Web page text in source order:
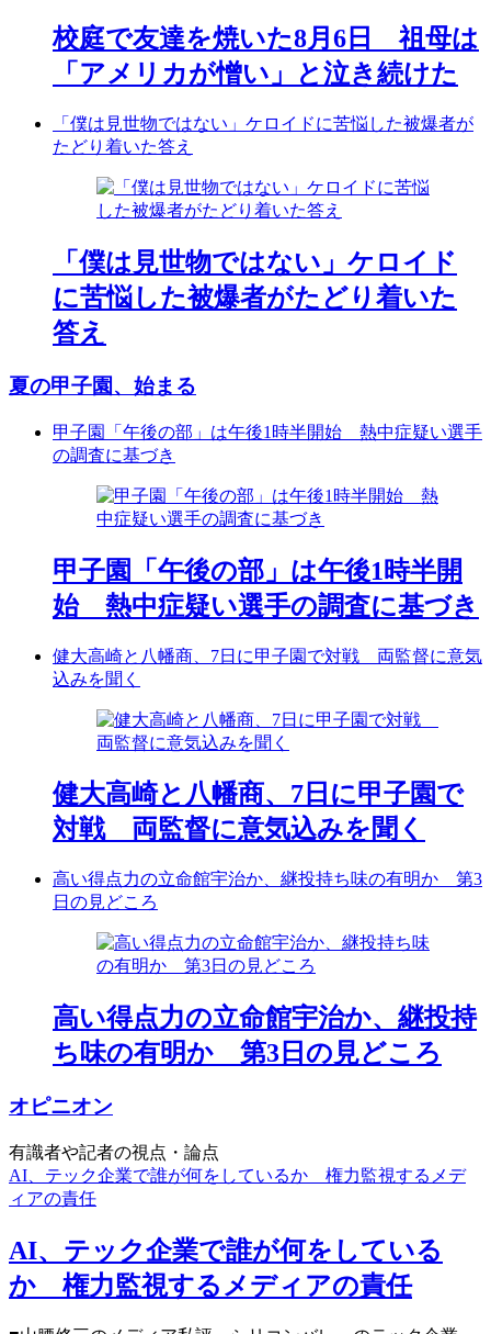
校庭で友達を焼いた8月6日 祖母は
「アメリカが憎い」と泣き続けた
「僕は見世物ではない」ケロイドに苦悩した被爆者が
たどり着いた答え
「僕は見世物ではない」ケロイド
に苦悩した被爆者がたどり着いた
答え
夏の甲子園、始まる
甲子園「午後の部」は午後1時半開始 熱中症疑い選手
の調査に基づき
甲子園「午後の部」は午後1時半開
始 熱中症疑い選手の調査に基づき
健大高崎と八幡商、7日に甲子園で対戦 両監督に意気
込みを聞く
健大高崎と八幡商、7日に甲子園で
対戦 両監督に意気込みを聞く
高い得点力の立命館宇治か、継投持ち味の有明か 第3
日の見どころ
高い得点力の立命館宇治か、継投持
ち味の有明か 第3日の見どころ
オピニオン
有識者や記者の視点・論点
AI、テック企業で誰が何をしているか 権力監視するメデ
ィアの責任
AI、テック企業で誰が何をしている
か 権力監視するメディアの責任